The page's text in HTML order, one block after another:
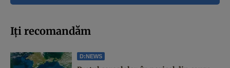
Iți recomandăm
D:NEWS